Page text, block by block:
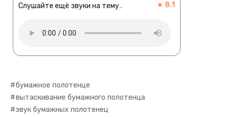
Слушайте ещё звуки на тему . ★ 8.1
бумажное полотенце
вытаскивание бумажного полотенца
звук бумажных полотенец